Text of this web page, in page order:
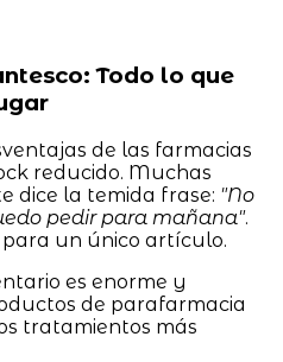
Todo lo que
de las farmacias
reducido. Muchas
dice la temida frase: "No
pedir para mañana".
un único artículo.
es enorme y
de parafarmacia
tratamientos más